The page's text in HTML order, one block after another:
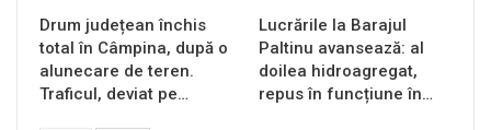
Drum județean închis
total în Câmpina, după o
alunecare de teren.
Traficul, deviat pe…
Lucrările la Barajul
Paltinu avansează: al
doilea hidroagregat,
repus în funcțiune în…